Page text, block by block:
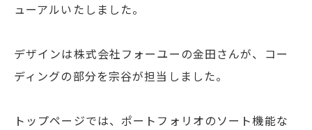
ューアルいたしました。
デザインは株式会社フォーユーの金田さんが、コー
ディングの部分を宗谷が担当しました。
トップページでは、ポートフォリオのソート機能な